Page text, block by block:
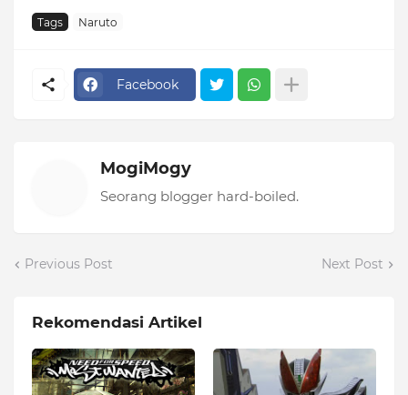
Tags Naruto
Facebook
MogiMogy
Seorang blogger hard-boiled.
Previous Post Next Post
Rekomendasi Artikel